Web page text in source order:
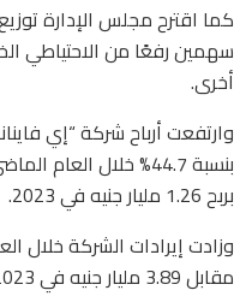
كما اقترح مجلس الإدارة
سهمين رفعًا من الاحتياطي
أخرى.
وارتفعت أرباح شركة “إي
بربح 1.26 مليار جنيه في 2023.
مقابل 3.89 مليار جنيه في 2023.